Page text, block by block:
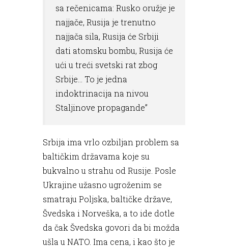
sa rečenicama: Rusko oružje je
najjače, Rusija je trenutno
najjača sila, Rusija će Srbiji
dati atomsku bombu, Rusija će
ući u treći svetski rat zbog
Srbije... To je jedna
indoktrinacija na nivou
Staljinove propagande”
Srbija ima vrlo ozbiljan problem sa
baltičkim državama koje su
bukvalno u strahu od Rusije. Posle
Ukrajine užasno ugroženim se
smatraju Poljska, baltičke države,
Švedska i Norveška, a to ide dotle
da čak Švedska govori da bi možda
ušla u NATO. Ima cena, i kao što je